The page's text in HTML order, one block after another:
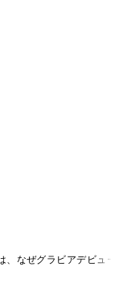
なぜグラビアデビュ